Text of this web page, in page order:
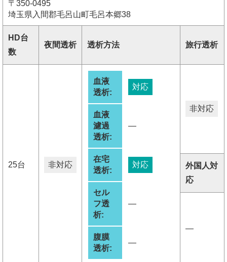
〒350-0495
埼玉県入間郡毛呂山町毛呂本郷38
HD台
数
夜間透析 透析方法 旅行透析
25台 非対応
血液
透析:
対応
血液
濾過
透析:
―
在宅
透析:
対応
セル
フ透
析:
―
腹膜
透析:
―
非対応
外国人対
応
―